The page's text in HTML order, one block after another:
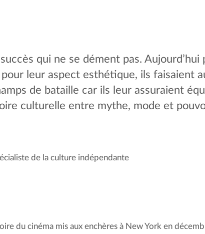
qui ne se dément pas. Aujourd’hui
leur aspect esthétique, ils faisaient
de bataille car ils leur assuraient
culturelle entre mythe, mode et
de la culture indépendante
du cinéma mis aux enchères à New York en